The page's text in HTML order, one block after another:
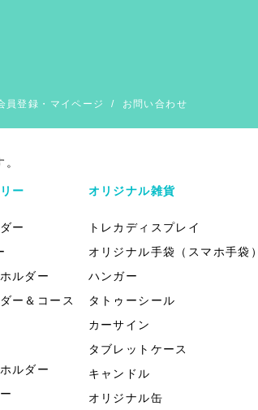
員登録・マイページ / お問い合わせ
ー
ー
ルダー
ー＆コース
ルダー
オリジナル雑貨
トレカディスプレイ
オリジナル手袋（スマホ手袋）
ハンガー
タトゥーシール
カーサイン
タブレットケース
キャンドル
オリジナル缶